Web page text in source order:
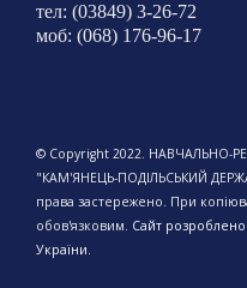
тел: (03849) 3-26-72
моб: (068) 176-96-17
© Copyright 2022. НАВЧАЛЬНО-
"КАМ'ЯНЕЦЬ-ПОДІЛЬСЬКИЙ
права застережено. При
обов'язковим. Сайт розроблено
України.